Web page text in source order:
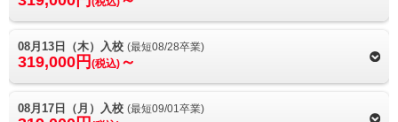
08月13日（木）入校 (最短08/28卒業)
319,000円 (税込) ～
08月17日（月）入校 (最短09/01卒業)